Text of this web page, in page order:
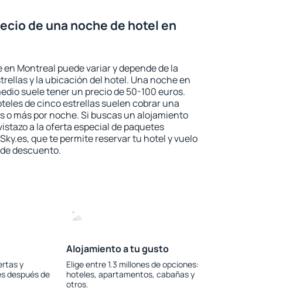
de una noche de hotel en
en Montreal puede variar y depende de la
y la ubicación del hotel. Una noche en
suele tener un precio de 50-100 euros.
de cinco estrellas suelen cobrar una
o más por noche. Si buscas un alojamiento
a la oferta especial de paquetes
que te permite reservar tu hotel y vuelo
descuento.
y
después de
Alojamiento a tu gusto
Elige entre 1.3 millones de opciones:
hoteles, apartamentos, cabañas y
otros.